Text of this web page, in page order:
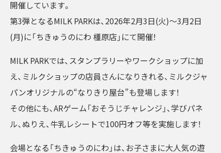
開催しています。
第3弾となるMILK PARKは、2026年2月3日(火)～3月2日
(月)に「ちきゅうのにわ 橿原店」にて開催！
MILK PARKでは、スタンプラリーやワークショップに加
え、ミルクショップの店員さんになりきれる、ミルクジャ
パンオリジナルの“なりきり屋台”も登場します！
その他にも、ARゲーム「おそうじチャレンジ」、学びパネ
ル、ぬりえ、牛乳レシートで100円オフ等を実施します！
会場となる「ちきゅうのにわ」は、お子さまに大人気の遊